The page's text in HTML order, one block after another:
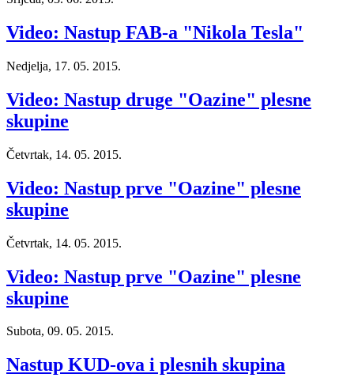
Video: Nastup FAB-a "Nikola Tesla"
Nedjelja, 17. 05. 2015.
Video: Nastup druge "Oazine" plesne
skupine
Četvrtak, 14. 05. 2015.
Video: Nastup prve "Oazine" plesne
skupine
Četvrtak, 14. 05. 2015.
Video: Nastup prve "Oazine" plesne
skupine
Subota, 09. 05. 2015.
Nastup KUD-ova i plesnih skupina